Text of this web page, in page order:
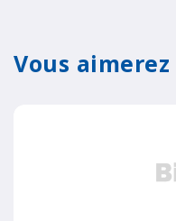
Vous aimerez